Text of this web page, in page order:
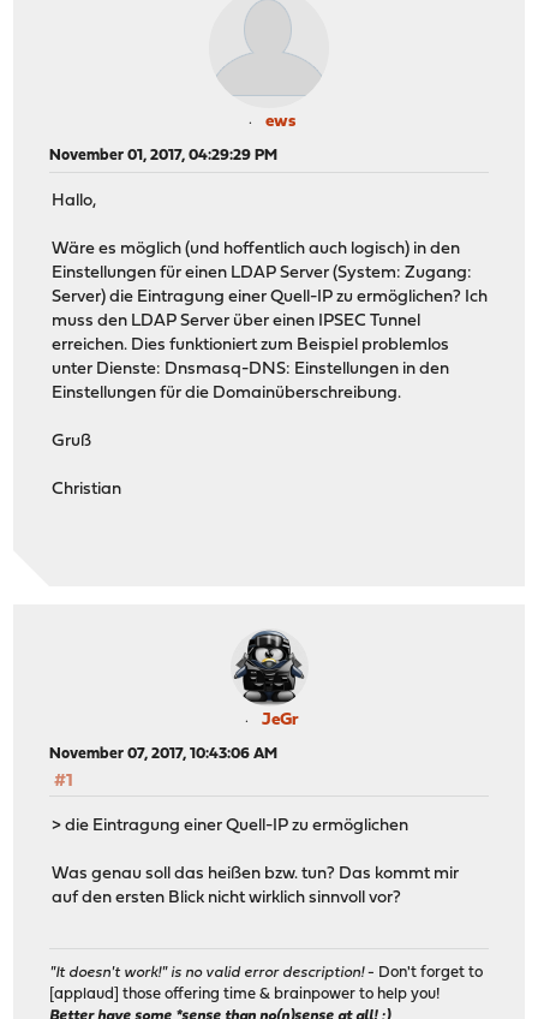
ews
November 01, 2017, 04:29:29 PM
Hallo,
Wäre es möglich (und hoffentlich auch logisch) in den
Einstellungen für einen LDAP Server (System: Zugang:
Server) die Eintragung einer Quell-IP zu ermöglichen? Ich
muss den LDAP Server über einen IPSEC Tunnel
erreichen. Dies funktioniert zum Beispiel problemlos
unter Dienste: Dnsmasq-DNS: Einstellungen in den
Einstellungen für die Domainüberschreibung.
Gruß
Christian
JeGr
November 07, 2017, 10:43:06 AM
#1
> die Eintragung einer Quell-IP zu ermöglichen
Was genau soll das heißen bzw. tun? Das kommt mir
auf den ersten Blick nicht wirklich sinnvoll vor?
"It doesn't work!" is no valid error description!- Don't forget to
[applaud] those offering time & brainpower to help you!